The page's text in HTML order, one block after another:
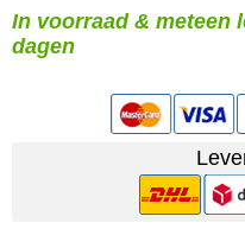
In voorraad & meteen
dagen